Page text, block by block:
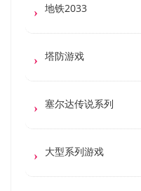
地铁2033
塔防游戏
塞尔达传说系列
大型系列游戏